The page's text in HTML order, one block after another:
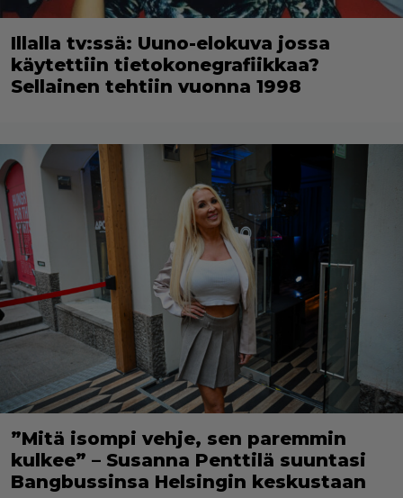
Illalla tv:ssä: Uuno-elokuva jossa
käytettiin tietokonegrafiikkaa?
Sellainen tehtiin vuonna 1998
”Mitä isompi vehje, sen paremmin
kulkee” – Susanna Penttilä suuntasi
Bangbussinsa Helsingin keskustaan